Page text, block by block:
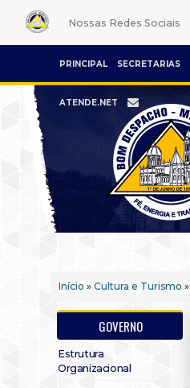
Nossas Redes Sociais
PRINCIPAL SECRETARIAS
ATENDE.NET
Início » Cultura e Turismo »
GOVERNO
Estrutura
Organizacional